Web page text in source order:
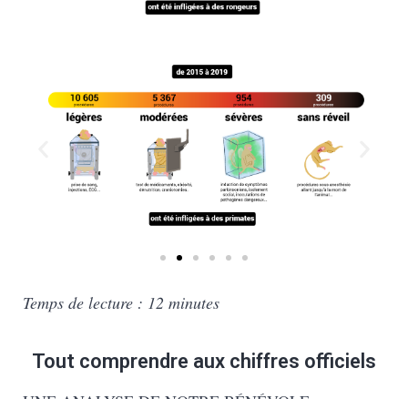
Temps de lecture : 12 minutes
Tout comprendre aux chiffres officiels